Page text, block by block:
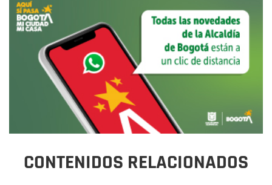
CONTENIDOS RELACIONADOS